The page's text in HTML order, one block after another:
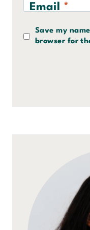
Email *
Save my
browser for